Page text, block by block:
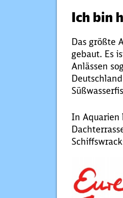
Ich bin
Das größte
gebaut. Es
Anlässen
In Aquarien